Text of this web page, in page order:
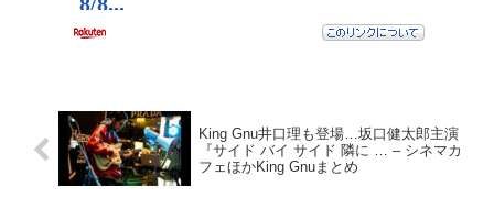
King Gnu井口理も登場…坂口健太郎主演
『サイド バイ サイド 隣に … – シネマカ
フェほかKing Gnuまとめ